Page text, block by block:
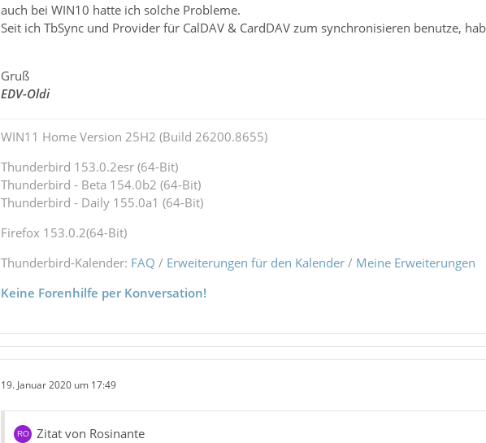
auch bei WIN10 hatte ich solche Probleme.
Seit ich TbSync und Provider für CalDAV & CardDAV zum synchronisieren benutze,
Gruß
EDV-Oldi
WIN11 Home Version 25H2 (Build 26200.8655)
Thunderbird 153.0.2esr (64-Bit)
Thunderbird - Beta 154.0b2 (64-Bit)
Thunderbird - Daily 155.0a1 (64-Bit)
Firefox 153.0.2(64-Bit)
Thunderbird-Kalender: FAQ / Erweiterungen für den Kalender/ Meine Erweiterungen
Keine Forenhilfe per Konversation!
19. Januar 2020 um 17:49
Zitat von Rosinante